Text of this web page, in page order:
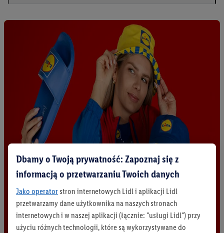
Dbamy o Twoją prywatność: Zapoznaj się z
informacją o przetwarzaniu Twoich danych
Jako operatorstron internetowych Lidl i aplikacji Lidl
przetwarzamy dane użytkownika na naszych stronach
internetowych i w naszej aplikacji (łącznie: "usługi Lidl") przy
użyciu różnych technologii, które są wykorzystywane do